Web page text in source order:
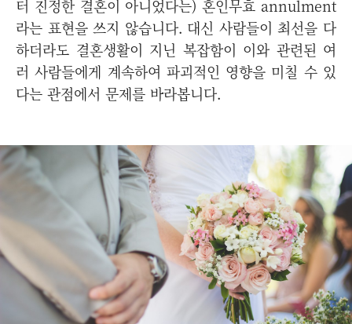
터 진정한 결혼이 아니었다는) 혼인무효 annulment
라는 표현을 쓰지 않습니다. 대신 사람들이 최선을 다
하더라도 결혼생활이 지닌 복잡함이 이와 관련된 여
러 사람들에게 계속하여 파괴적인 영향을 미칠 수 있
다는 관점에서 문제를 바라봅니다.